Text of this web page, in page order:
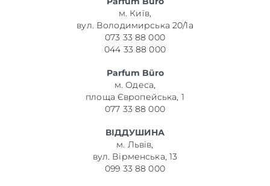
м. Київ,
вул. Володимирська 20/1а
073 33 88 000
044 33 88 000
Parfum Büro
м. Одеса,
площа Європейська, 1
077 33 88 000
ВІДДУШИНА
м. Львів,
вул. Вірменська, 13
099 33 88 000